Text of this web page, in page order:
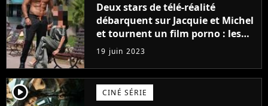
Deux stars de télé-réalité
débarquent sur Jacquie et Michel
et tournent un film porno : les
premières images du tournage
(exclu)
19 juin 2023
player2 CINÉ SÉRIE